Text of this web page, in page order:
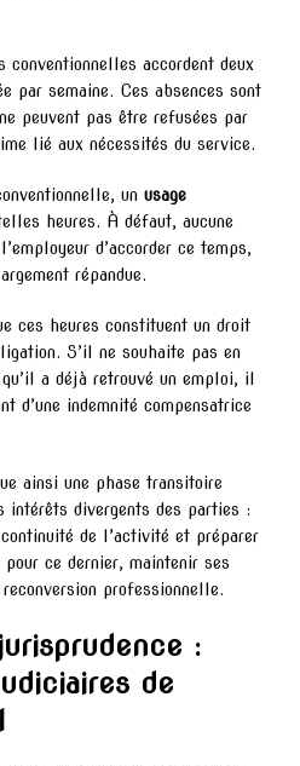
conventionnelles accordent deux
par semaine. Ces absences sont
peuvent pas être refusées par
lié aux nécessités du service.
un usage
heures. À défaut, aucune
d’accorder ce temps,
répandue.
ces heures constituent un droit
S’il ne souhaite pas en
a déjà retrouvé un emploi, il
d’une indemnité compensatrice
ainsi une phase transitoire
intérêts divergents des parties :
de l’activité et préparer
ce dernier, maintenir ses
professionnelle.
:
de